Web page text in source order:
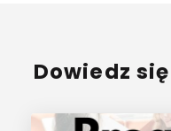
Dowiedz